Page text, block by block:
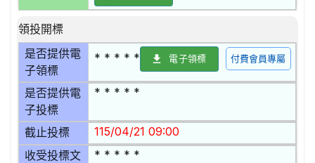
領投開標
是否提供電
子領標
* * * * * 電子領標 付費會員專屬
是否提供電
子投標
* * * * *
截止投標 115/04/21 09:00
收受投標文
* * * * *